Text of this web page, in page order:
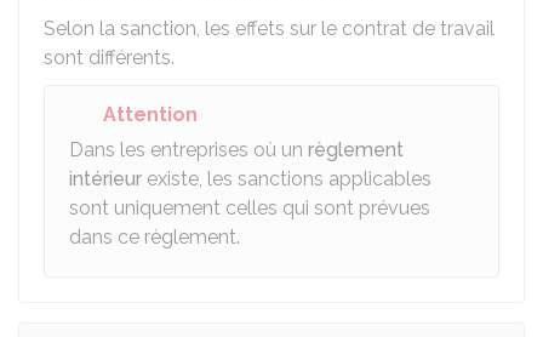
Selon la sanction, les effets sur le contrat de travail
sont différents.
Attention
Dans les entreprises où un règlement
intérieur existe, les sanctions applicables
sont uniquement celles qui sont prévues
dans ce règlement.